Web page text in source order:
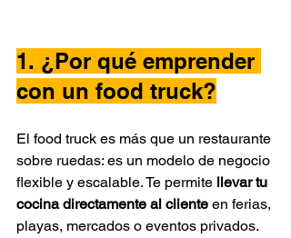
1. ¿Por qué emprender
con un food truck?
El food truck es más que un restaurante
sobre ruedas: es un modelo de negocio
flexible y escalable. Te permite llevar tu
cocina directamente al cliente en ferias,
playas, mercados o eventos privados.